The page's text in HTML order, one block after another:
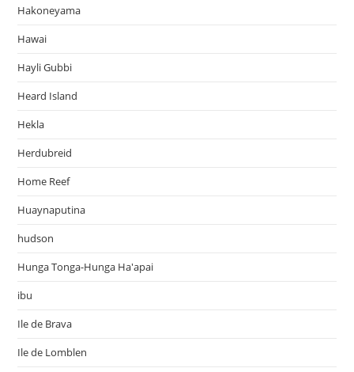
Hakoneyama
Hawai
Hayli Gubbi
Heard Island
Hekla
Herdubreid
Home Reef
Huaynaputina
hudson
Hunga Tonga-Hunga Ha'apai
ibu
Ile de Brava
Ile de Lomblen